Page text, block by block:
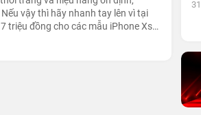
vậy thì hãy nhanh tay lên vì tại
triệu đồng cho các mẫu iPhone Xs